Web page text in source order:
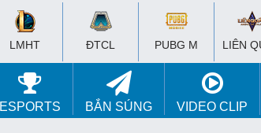
LMHT ĐTCL PUBG M LIÊN
ESPORTS BẮN SÚNG VIDEO CLIP